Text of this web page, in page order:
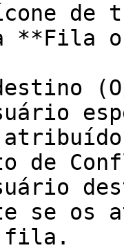
de
**Fila
de
se os
fila.